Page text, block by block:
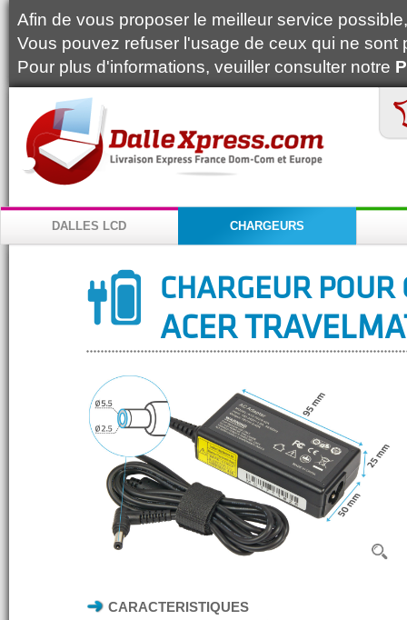
Afin de vous proposer le meilleur service
Vous pouvez refuser l'usage de ceux qui ne
Pour plus d'informations, veuiller consulter notre
DALLES LCD CHARGEURS
CHARGEUR
ACER
CARACTERISTIQUES